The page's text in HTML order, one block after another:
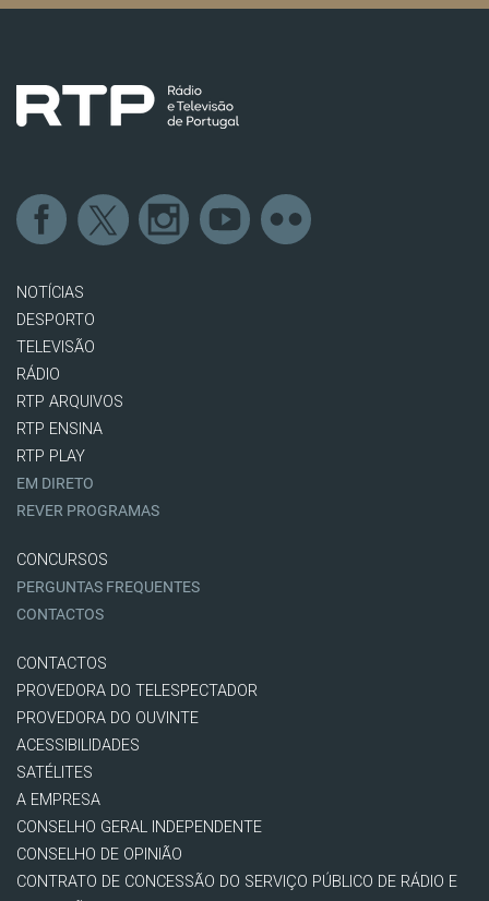
NOTÍCIAS
DESPORTO
TELEVISÃO
RÁDIO
RTP ARQUIVOS
RTP ENSINA
RTP PLAY
EM DIRETO
REVER PROGRAMAS
CONCURSOS
PERGUNTAS FREQUENTES
CONTACTOS
CONTACTOS
PROVEDORA DO TELESPECTADOR
PROVEDORA DO OUVINTE
ACESSIBILIDADES
SATÉLITES
A EMPRESA
CONSELHO GERAL INDEPENDENTE
CONSELHO DE OPINIÃO
CONTRATO DE CONCESSÃO DO SERVIÇO PÚBLICO DE RÁDIO E